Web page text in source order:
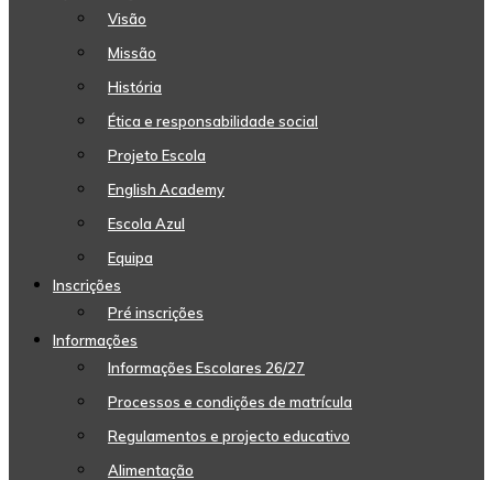
Visão
Missão
História
Ética e responsabilidade social
Projeto Escola
English Academy
Escola Azul
Equipa
Inscrições
Pré inscrições
Informações
Informações Escolares 26/27
Processos e condições de matrícula
Regulamentos e projecto educativo
Alimentação